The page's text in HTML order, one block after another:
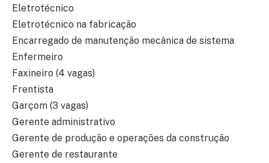
Eletrotécnico
Eletrotécnico na fabricação
Encarregado de manutenção mecânica de sistema
Enfermeiro
Faxineiro (4 vagas)
Frentista
Garçom (3 vagas)
Gerente administrativo
Gerente de produção e operações da construção
Gerente de restaurante